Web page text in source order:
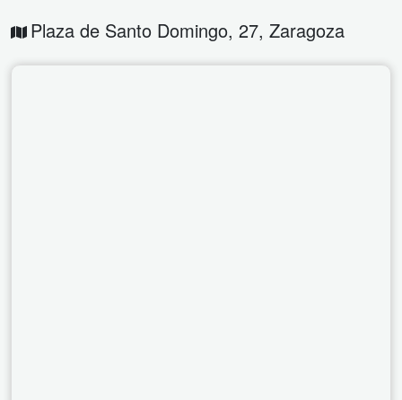
Plaza de Santo Domingo, 27, Zaragoza